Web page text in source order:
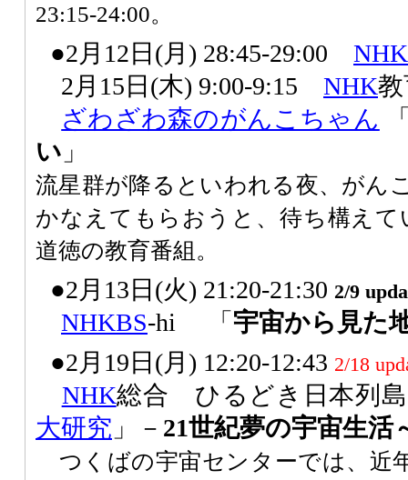
23:15-24:00。
●2月12日(月) 28:45-29:00 NHK
2月15日(木) 9:00-9:15 NHK
ざわざわ森のがんこちゃん
い 」
流星群が降るといわれる夜、がん
かなえてもらおうと、待ち構えて
道徳の教育番組。
●2月13日(火) 21:20-21:30 2/9
NHKBS-hi 「 宇宙から見た
●2月19日(月) 12:20-12:43 2/18
NHK総合 ひるどき日本列
大研究 」－ 21世紀夢の宇宙生活
つくばの宇宙センターでは、近